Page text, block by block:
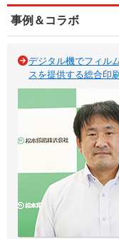
事例＆コラボ
デジタル機でフィル
スを提供する総合印